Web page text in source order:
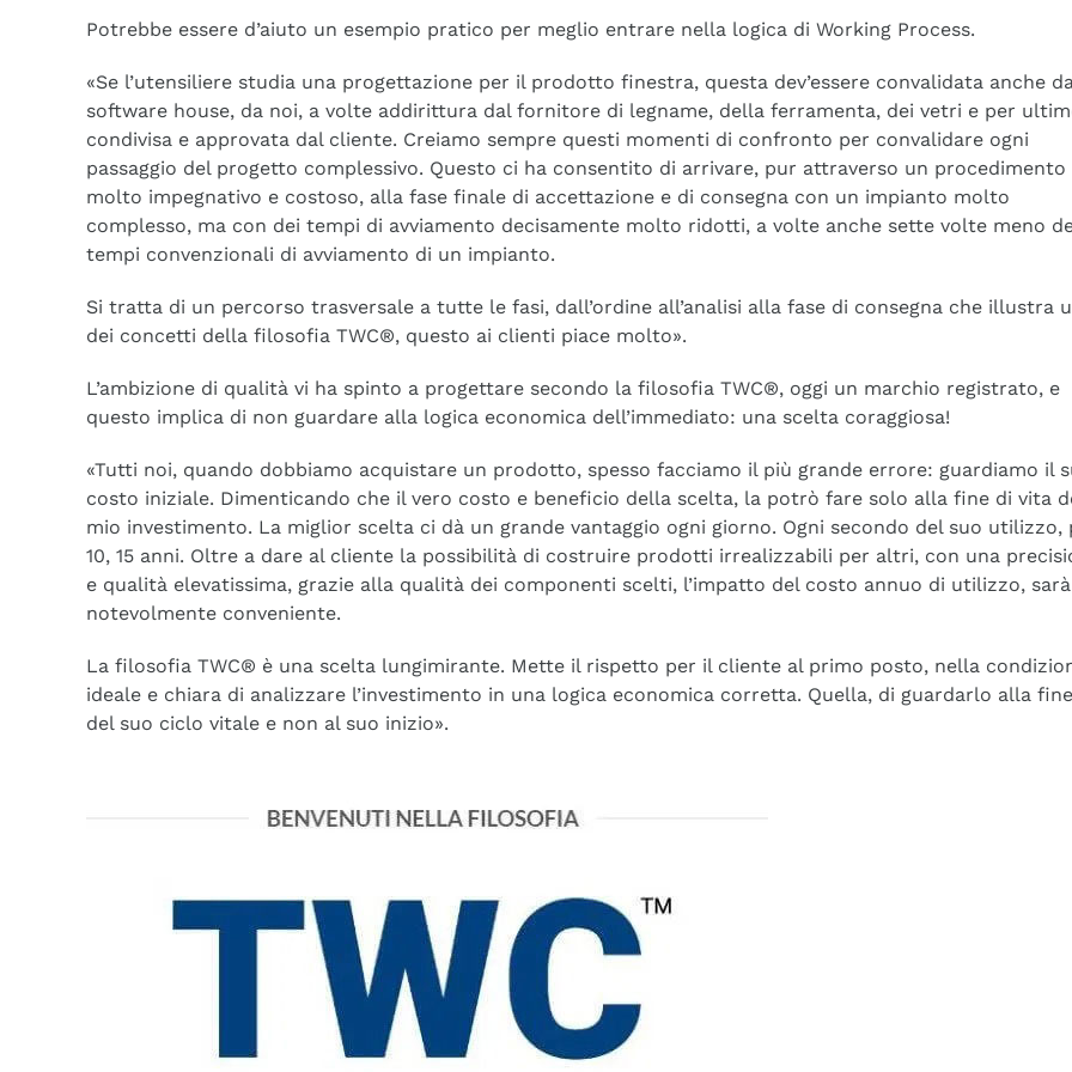
Potrebbe essere d’aiuto un esempio pratico per meglio entrare nella logica di Working Process.
«Se l’utensiliere studia una progettazione per il prodotto finestra, questa dev’essere convalidata anche
software house, da noi, a volte addirittura dal fornitore di legname, della ferramenta, dei vetri e per
condivisa e approvata dal cliente. Creiamo sempre questi momenti di confronto per convalidare ogni
passaggio del progetto complessivo. Questo ci ha consentito di arrivare, pur attraverso un procedimento
molto impegnativo e costoso, alla fase finale di accettazione e di consegna con un impianto molto
complesso, ma con dei tempi di avviamento decisamente molto ridotti, a volte anche sette volte meno
tempi convenzionali di avviamento di un impianto.
Si tratta di un percorso trasversale a tutte le fasi, dall’ordine all’analisi alla fase di consegna che illustra
dei concetti della filosofia TWC®, questo ai clienti piace molto».
L’ambizione di qualità vi ha spinto a progettare secondo la filosofia TWC®, oggi un marchio registrato, e
questo implica di non guardare alla logica economica dell’immediato: una scelta coraggiosa!
«Tutti noi, quando dobbiamo acquistare un prodotto, spesso facciamo il più grande errore: guardiamo il
costo iniziale. Dimenticando che il vero costo e beneficio della scelta, la potrò fare solo alla fine di vita
mio investimento. La miglior scelta ci dà un grande vantaggio ogni giorno. Ogni secondo del suo utilizzo,
10, 15 anni. Oltre a dare al cliente la possibilità di costruire prodotti irrealizzabili per altri, con una
e qualità elevatissima, grazie alla qualità dei componenti scelti, l’impatto del costo annuo di utilizzo, sarà
notevolmente conveniente.
La filosofia TWC® è una scelta lungimirante. Mette il rispetto per il cliente al primo posto, nella
ideale e chiara di analizzare l’investimento in una logica economica corretta. Quella, di guardarlo alla fine
del suo ciclo vitale e non al suo inizio».